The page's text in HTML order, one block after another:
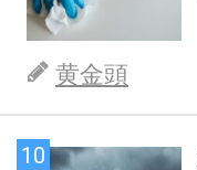
黄金頭
10